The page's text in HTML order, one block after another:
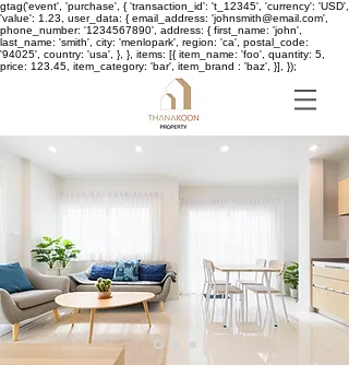
gtag('event', 'purchase', { 'transaction_id': 't_12345', 'currency': 'USD',
'value': 1.23, user_data: { email_address: 'johnsmith@email.com',
phone_number: '1234567890', address: { first_name: 'john',
last_name: 'smith', city: 'menlopark', region: 'ca', postal_code:
'94025', country: 'usa', }, }, items: [{ item_name: 'foo', quantity: 5,
price: 123.45, item_category: 'bar', item_brand : 'baz', }], });